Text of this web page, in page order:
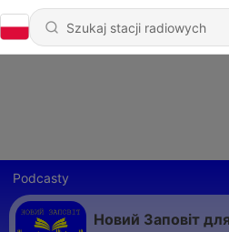
Podcasty
Новий Заповіт